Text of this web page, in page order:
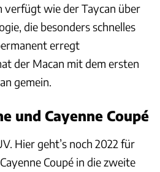
verfügt wie der Taycan über
die besonders schnelles
erregt
der Macan mit dem ersten
gemein.
und Cayenne Coupé
Hier geht’s noch 2022 für
Coupé in die zweite